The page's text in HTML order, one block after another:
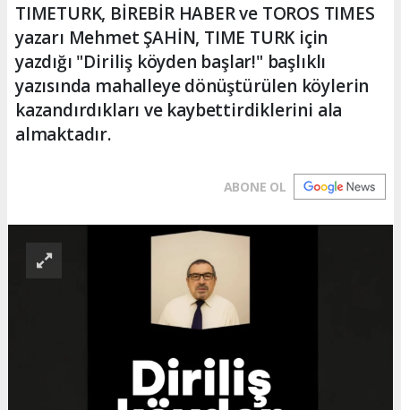
TIMETURK, BİREBİR HABER ve TOROS TIMES
yazarı Mehmet ŞAHİN, TIME TURK için
yazdığı "Diriliş köyden başlar!" başlıklı
yazısında mahalleye dönüştürülen köylerin
kazandırdıkları ve kaybettirdiklerini ala
almaktadır.
ABONE OL